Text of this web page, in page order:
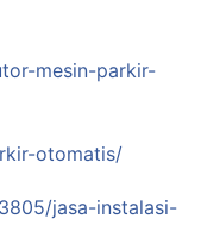
mesin-parkir-
otomatis/
jasa-instalasi-